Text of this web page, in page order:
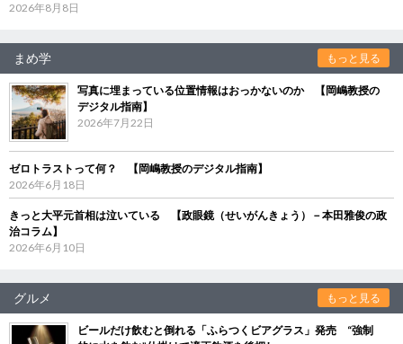
2026年8月8日
まめ学 もっと見る
写真に埋まっている位置情報はおっかないのか 【岡嶋教授の
デジタル指南】
2026年7月22日
ゼロトラストって何？ 【岡嶋教授のデジタル指南】
2026年6月18日
きっと大平元首相は泣いている 【政眼鏡（せいがんきょう）－本田雅俊の政
治コラム】
2026年6月10日
グルメ もっと見る
ビールだけ飲むと倒れる「ふらつくビアグラス」発売 “強制